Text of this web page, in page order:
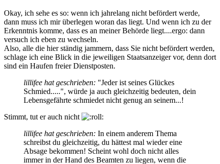
Okay, ich sehe es so: wenn ich jahrelang nicht befördert werde,
dann muss ich mir überlegen woran das liegt. Und wenn ich zu der
Erkenntnis komme, dass es an meiner Behörde liegt....ergo: dann
versuch ich eben zu wechseln.
Also, alle die hier ständig jammern, dass Sie nicht befördert werden,
schlage ich eine Blick in die jeweiligen Staatsanzeiger vor, denn dort
sind ein Haufen freier Dienstposten.
lillifee hat geschrieben: "Jeder ist seines Glückes
Schmied.....", würde ja auch gleichzeitig bedeuten, dein
Lebensgefährte schmiedet nicht genug an seinem...!
Stimmt, tut er auch nicht
lillifee hat geschrieben: In einem anderem Thema
schreibst du gleichzeitig, du hättest mal wieder eine
Absage bekommen! Scheint wohl doch nicht alles
immer in der Hand des Beamten zu liegen, wenn die